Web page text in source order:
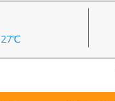
27℃